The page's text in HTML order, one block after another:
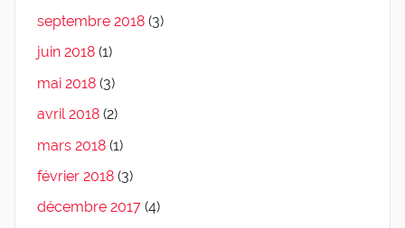
septembre 2018 (3)
juin 2018 (1)
mai 2018 (3)
avril 2018 (2)
mars 2018 (1)
février 2018 (3)
décembre 2017 (4)